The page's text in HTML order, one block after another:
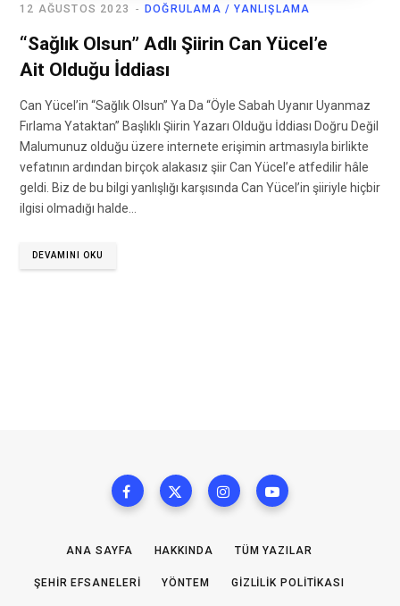
DOĞRULAMA / YANLIŞLAMA
12 AĞUSTOS 2023
“Sağlık Olsun” Adlı Şiirin Can Yücel’e
Ait Olduğu İddiası
Can Yücel’in “Sağlık Olsun” Ya Da “Öyle Sabah Uyanır Uyanmaz
Fırlama Yataktan” Başlıklı Şiirin Yazarı Olduğu İddiası Doğru Değil
Malumunuz olduğu üzere internete erişimin artmasıyla birlikte
vefatının ardından birçok alakasız şiir Can Yücel’e atfedilir hâle
geldi. Biz de bu bilgi yanlışlığı karşısında Can Yücel’in şiiriyle hiçbir
ilgisi olmadığı halde…
DEVAMINI OKU
ANA SAYFA HAKKINDA TÜM YAZILAR
ŞEHIR EFSANELERI YÖNTEM GIZLILIK POLITIKASI